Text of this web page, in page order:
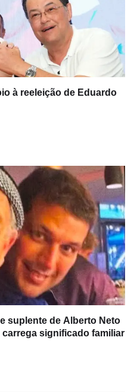
à reeleição de Eduardo
suplente de Alberto Neto
carrega significado familiar